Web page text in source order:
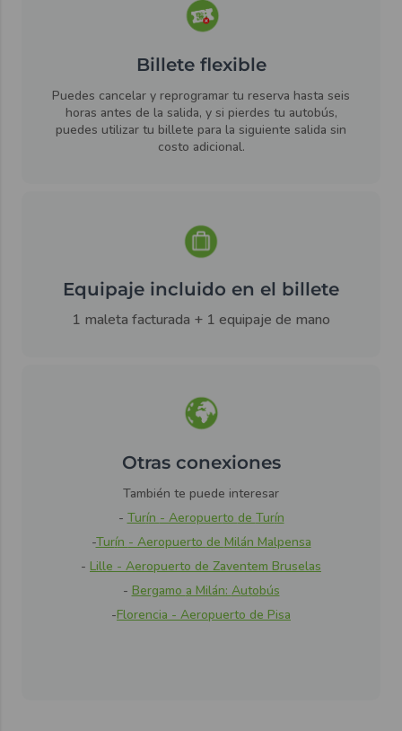
Billete flexible
Puedes cancelar y reprogramar tu reserva hasta seis
horas antes de la salida, y si pierdes tu autobús,
puedes utilizar tu billete para la siguiente salida sin
costo adicional.
Equipaje incluido en el billete
1 maleta facturada + 1 equipaje de mano
Otras conexiones
También te puede interesar
- Turín - Aeropuerto de Turín
-Turín - Aeropuerto de Milán Malpensa
- Lille - Aeropuerto de Zaventem Bruselas
- Bergamo a Milán: Autobús
-Florencia - Aeropuerto de Pisa